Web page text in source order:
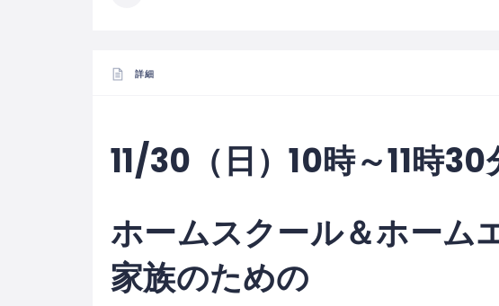
詳細
11/30（日）10時～11時
ホームスクール＆ホーム
家族のための